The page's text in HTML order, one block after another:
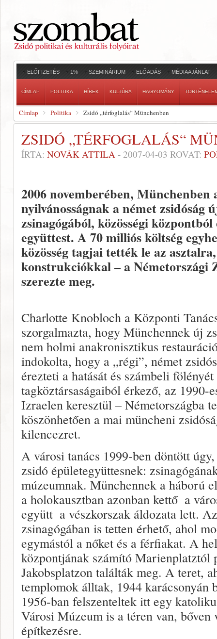
ELŐFIZETÉS 1% SZEMINÁRIUM ELŐADÁS MÉDIAAJÁNLAT
CÍMLAP POLITIKA HÍREK KULTÚRA HAGYOMÁNY
Címlap Politika Zsidó „térfoglalás“ Münchenben
ZSIDÓ „TÉRFOGLALÁS“
ÍRTA: NOVÁK ATTILA - 2007-04-03 ROVAT:
2006 novemberében, Münchenben
nyilvánosságnak a német zsidóság
zsinagógából, közösségi
együttest. A 70 milliós költség
közösség tagjai tették le az
konstrukciókkal – a Németországi
szerezte meg.
Charlotte Knobloch a Központi
szorgalmazta, hogy Münchennek új
nem holmi anakronisztikus
indokolta, hogy a „régi”, német
érezteti a hatását és számbeli
tagköztársaságaiból érkező, az 1990-
Izraelen keresztül – Németországba
köszönhetően a mai müncheni
kilencezret.
A városi tanács 1999-ben döntött
zsidó épületegyüttesnek:
múzeumnak. Münchennek a háború
a holokausztban azonban kettő ­ a
együtt ­ a vészkorszak áldozata lett.
zsinagógában is tetten érhető, ahol
egymástól a nőket és a férfiakat. A
központjának számító Marienplatztól
Jakobsplatzon találták meg. A teret,
templomok álltak, 1944 karácsonyán
1956-ban felszenteltek itt egy
Városi Múzeum is a téren van,
építkezésre.